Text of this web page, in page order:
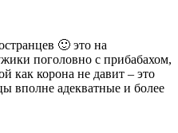
🙂 это на
поголовно с прибабахом,
как корона не давит – это
вполне адекватные и более